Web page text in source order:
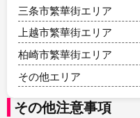
三条市繁華街エリア
上越市繁華街エリア
柏崎市繁華街エリア
その他エリア
その他注意事項